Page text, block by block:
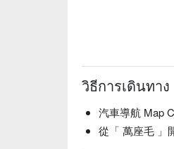
วิธีการเดินทาง
汽車導航 Map
從「 萬座毛 」